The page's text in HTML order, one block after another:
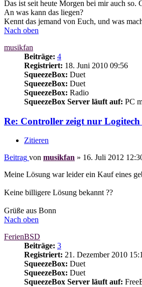
Das ist seit heute Morgen bei mir auch so.
An was kann das liegen?
Kennt das jemand von Euch, und was
Nach oben
musikfan
Beiträge: 4
Registriert: 18. Juni 2010 09:56
SqueezeBox: Duet
SqueezeBox: Duet
SqueezeBox: Radio
SqueezeBox Server läuft auf: PC
Re: Controller zeigt nur
Zitieren
Beitrag von musikfan » 16. Juli 2012
Meine Lösung war leider ein Kauf eines
Keine billigere Lösung bekannt ??
Grüße aus Bonn
Nach oben
FerienBSD
Beiträge: 3
Registriert: 21. Dezember 2010
SqueezeBox: Duet
SqueezeBox: Duet
SqueezeBox Server läuft auf: